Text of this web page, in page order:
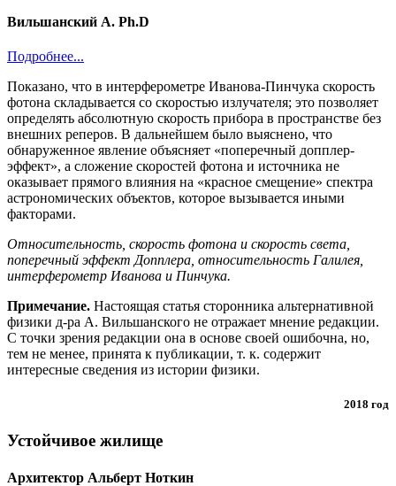
Вильшанский А. Ph.D
Подробнее...
Показано, что в интерферометре Иванова-Пинчука скорость
фотона складывается со скоростью излучателя; это позволяет
определять абсолютную скорость прибора в пространстве без
внешних реперов. В дальнейшем было выяснено, что
обнаруженное явление объясняет «поперечный допплер-
эффект», а сложение скоростей фотона и источника не
оказывает прямого влияния на «красное смещение» спектра
астрономических объектов, которое вызывается иными
факторами.
Относительность, скорость фотона и скорость света,
поперечный эффект Допплера, относительность Галилея,
интерферометр Иванова и Пинчука.
Примечание. Настоящая статья сторонника альтернативной
физики д-ра А. Вильшанского не отражает мнение редакции.
С точки зрения редакции она в основе своей ошибочна, но,
тем не менее, принята к публикации, т. к. содержит
интересные сведения из истории физики.
2018 год
Устойчивое жилище
Архитектор Альберт Ноткин